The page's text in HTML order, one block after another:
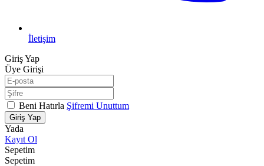
İletişim
Giriş Yap
Üye Girişi
Beni Hatırla Şifremi Unuttum
Giriş Yap
Yada
Kayıt Ol
Sepetim
Sepetim